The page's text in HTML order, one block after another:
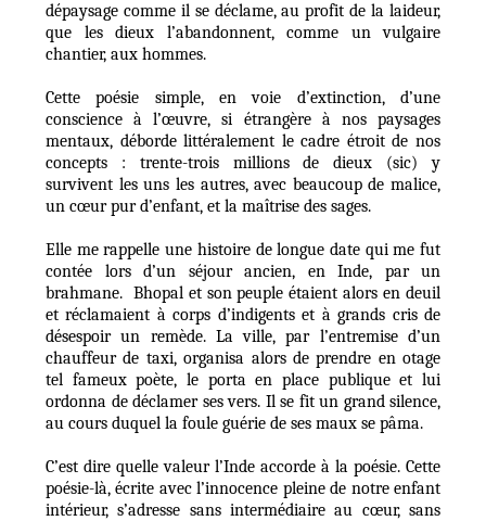
dépaysage comme il se déclame, au profit de la laideur,
que les dieux l’abandonnent, comme un vulgaire
chantier, aux hommes.
Cette poésie simple, en voie d’extinction, d’une
conscience à l’œuvre, si étrangère à nos paysages
mentaux, déborde littéralement le cadre étroit de nos
concepts : trente-trois millions de dieux (sic) y
survivent les uns les autres, avec beaucoup de malice,
un cœur pur d’enfant, et la maîtrise des sages.
Elle me rappelle une histoire de longue date qui me fut
contée lors d’un séjour ancien, en Inde, par un
brahmane. Bhopal et son peuple étaient alors en deuil
et réclamaient à corps d’indigents et à grands cris de
désespoir un remède. La ville, par l’entremise d’un
chauffeur de taxi, organisa alors de prendre en otage
tel fameux poète, le porta en place publique et lui
ordonna de déclamer ses vers. Il se fit un grand silence,
au cours duquel la foule guérie de ses maux se pâma.
C’est dire quelle valeur l’Inde accorde à la poésie. Cette
poésie-là, écrite avec l’innocence pleine de notre enfant
intérieur, s’adresse sans intermédiaire au cœur, sans